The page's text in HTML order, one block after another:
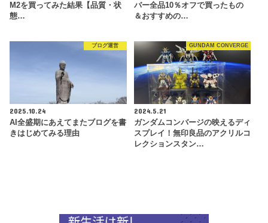
M2を買ってみた結果【品質・状
態…
バー全品10％オフで買ったもの
＆おすすめの…
ブログ運営
2025.10.24
AI全盛期にあえてまたブログを書
きはじめてみる理由
GUNDAM CONVERGE
2024.5.21
ガンダムコンバージの映えるディ
スプレイ！無印良品のアクリルコ
レクションスタン…